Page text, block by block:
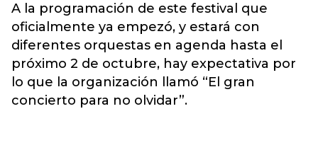
A la programación de este festival que
oficialmente ya empezó, y estará con
diferentes orquestas en agenda hasta el
próximo 2 de octubre, hay expectativa por
lo que la organización llamó “El gran
concierto para no olvidar”.